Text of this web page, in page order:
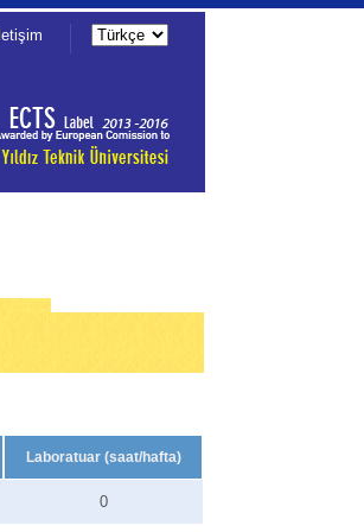
İletişim
Laboratuar (saat/hafta)
0